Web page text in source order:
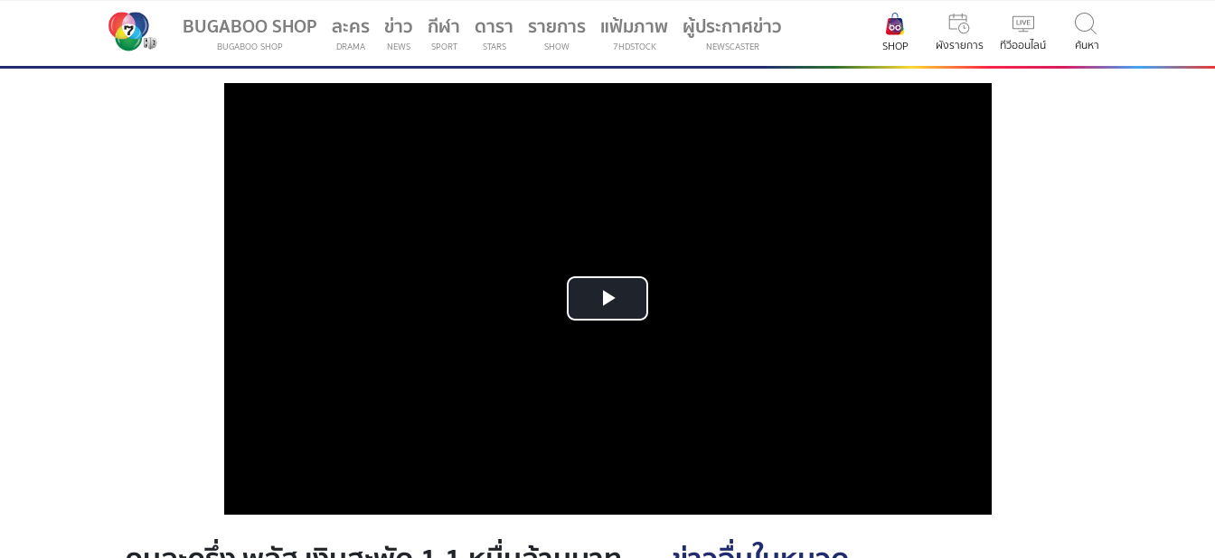
BUGABOO SHOP
BUGABOO SHOP
ละคร
DRAMA
ข่าว
NEWS
กีฬา
SPORT
(current)
ดารา
STARS
รายการ
SHOW
แฟ้มภาพ
7HDSTOCK
ผู้ประกาศข่าว
NEWSCASTER SHOP ผังรายการ ทีวีออนไลน์ ค้นหา
Play